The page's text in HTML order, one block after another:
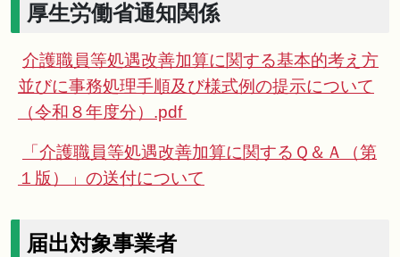
厚生労働省通知関係
介護職員等処遇改善加算に関する基本的考え方
並びに事務処理手順及び様式例の提示について
（令和８年度分）.pdf
「介護職員等処遇改善加算に関するＱ＆Ａ（第
１版）」の送付について
届出対象事業者